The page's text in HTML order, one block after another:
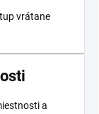
vrátane
a